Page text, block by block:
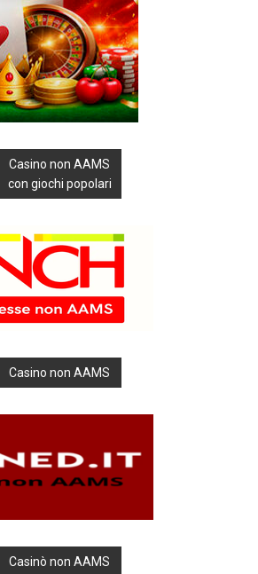
Casino non AAMS
con giochi popolari
Casino non AAMS
Casinò non AAMS